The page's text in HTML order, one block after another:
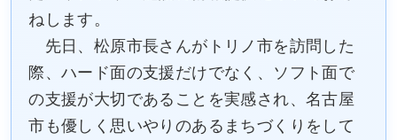
ねします。
先日、松原市長さんがトリノ市を訪問した
際、ハード面の支援だけでなく、ソフト面で
の支援が大切であることを実感され、名古屋
市も優しく思いやりのあるまちづくりをして